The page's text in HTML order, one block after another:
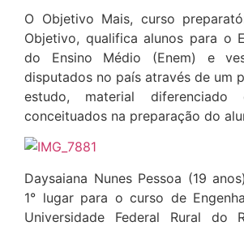
O Objetivo Mais, curso
Objetivo, qualifica alunos para o
do Ensino Médio (Enem) e
disputados no país através de um
estudo, material diferenciado
conceituados na preparação do
Daysaiana Nunes Pessoa (19
1° lugar para o curso de
Universidade Federal Rural do